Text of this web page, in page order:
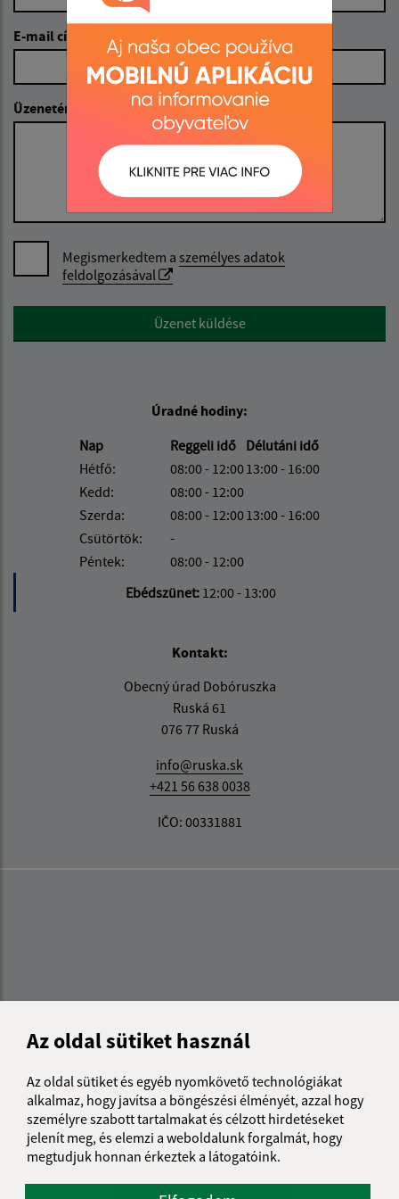
Az oldal sütiket használ
Az oldal sütiket és egyéb nyomkövető technológiákat
alkalmaz, hogy javítsa a böngészési élményét, azzal hogy
személyre szabott tartalmakat és célzott hirdetéseket
jelenít meg, és elemzi a weboldalunk forgalmát, hogy
megtudjuk honnan érkeztek a látogatóink.
E-mail cím (povinné)
Üzenetének szövege (povinné)
Megismerkedtem a személyes adatok
feldolgozásával
Google reCaptcha ResponseÜzenet küldése
Úradné hodiny:
Nap
Reggeli idő Délutáni idő
Hétfő:
08:00 - 12:0013:00 - 16:00
Kedd:
08:00 - 12:00
Szerda:
08:00 - 12:0013:00 - 16:00
Csütörtök:
-
Péntek:
08:00 - 12:00
Ebédszünet: 12:00 - 13:00
Kontakt:
Obecný úrad Dobóruszka
Ruská 61
076 77 Ruská
info@ruska.sk
+421 56 638 0038
IČO: 00331881
Az oldalról:
Hozzáférhetőségi nyilatkozat